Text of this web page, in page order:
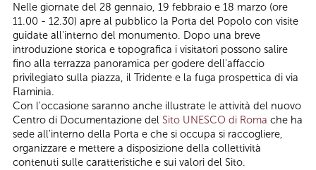
Nelle giornate del 28 gennaio, 19 febbraio e 18 marzo (ore
11.00 - 12.30) apre al pubblico la Porta del Popolo con visite
guidate all'interno del monumento. Dopo una breve
introduzione storica e topografica i visitatori possono salire
fino alla terrazza panoramica per godere dell'affaccio
privilegiato sulla piazza, il Tridente e la fuga prospettica di via
Flaminia.
Con l'occasione saranno anche illustrate le attività del nuovo
Centro di Documentazione del Sito UNESCO di Roma che ha
sede all'interno della Porta e che si occupa si raccogliere,
organizzare e mettere a disposizione della collettività
contenuti sulle caratteristiche e sui valori del Sito.